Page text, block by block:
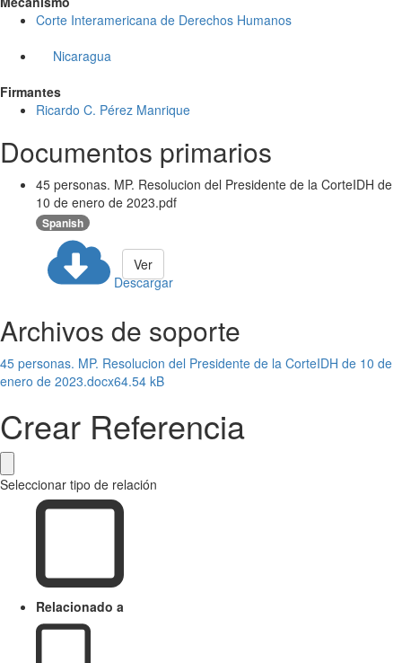
Corte Interamericana de Derechos Humanos
Nicaragua
Firmantes
Ricardo C. Pérez Manrique
Documentos primarios
45 personas. MP. Resolucion del Presidente de la CorteIDH de
10 de enero de 2023.pdf
Spanish
Descargar
Ver
Archivos de soporte
45 personas. MP. Resolucion del Presidente de la CorteIDH de 10 de
enero de 2023.docx64.54 kB
Crear Referencia
Seleccionar tipo de relación
Relacionado a